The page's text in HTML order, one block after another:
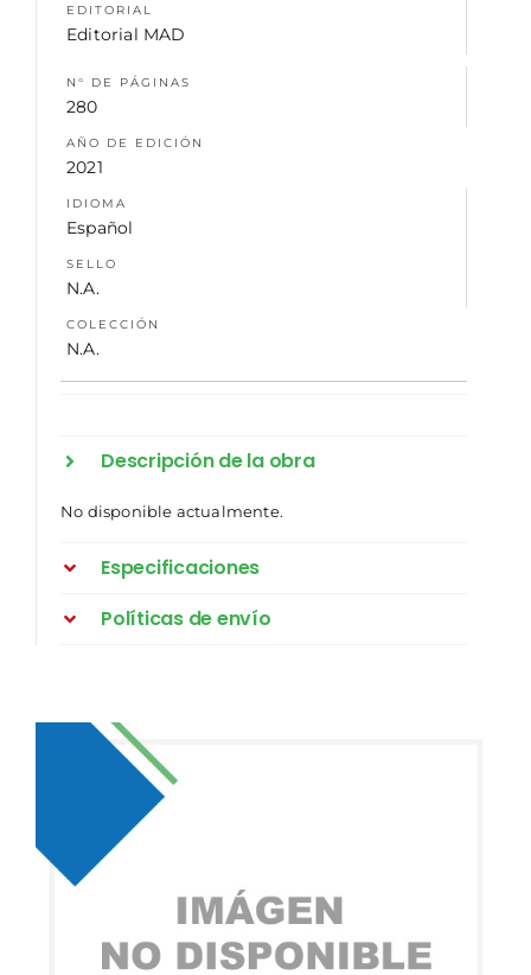
EDITORIAL
Editorial MAD
N° DE PÁGINAS
280
AÑO DE EDICIÓN
2021
IDIOMA
Español
SELLO
N.A.
COLECCIÓN
N.A.
Descripción de la obra
No disponible actualmente.
Especificaciones
Políticas de envío